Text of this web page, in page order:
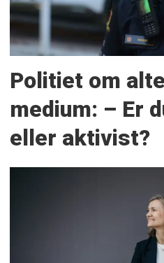
Politiet om
medium: – Er
eller aktivist?